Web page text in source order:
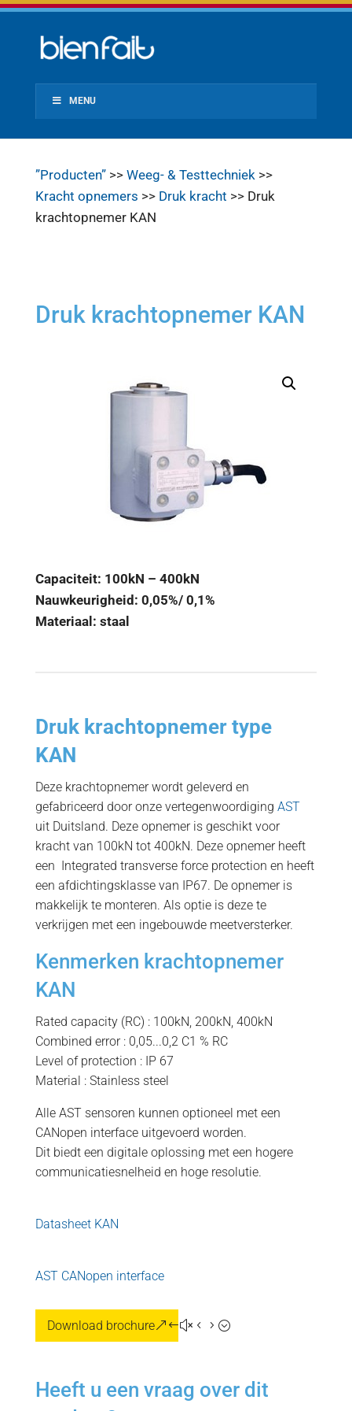
MENU
”Producten”>> Weeg- & Testtechniek>>
Kracht opnemers >> Druk kracht >> Druk
krachtopnemer KAN
Druk krachtopnemer KAN
Capaciteit: 100kN – 400kN
Nauwkeurigheid: 0,05%/ 0,1%
Materiaal: staal
Druk krachtopnemer type
KAN
Deze krachtopnemer wordt geleverd en
gefabriceerd door onze vertegenwoordiging AST
uit Duitsland. Deze opnemer is geschikt voor
kracht van 100kN tot 400kN. Deze opnemer heeft
een Integrated transverse force protection en heeft
een afdichtingsklasse van IP67. De opnemer is
makkelijk te monteren. Als optie is deze te
verkrijgen met een ingebouwde meetversterker.
Kenmerken krachtopnemer
KAN
Rated capacity (RC) : 100kN, 200kN, 400kN
Combined error : 0,05...0,2 C1 % RC
Level of protection : IP 67
Material : Stainless steel
Alle AST sensoren kunnen optioneel met een
CANopen interface uitgevoerd worden.
Dit biedt een digitale oplossing met een hogere
communicatiesnelheid en hoge resolutie.
Datasheet KAN
AST CANopen interface
Download brochure
Heeft u een vraag over dit